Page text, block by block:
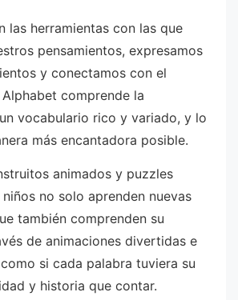
las herramientas con las que
pensamientos, expresamos
y conectamos con el
comprende la
vocabulario rico y variado, y lo
más encantadora posible.
animados y puzzles
no solo aprenden nuevas
también comprenden su
de animaciones divertidas e
si cada palabra tuviera su
y historia que contar.